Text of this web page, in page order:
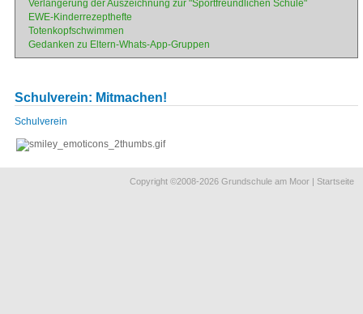
Verlängerung der Auszeichnung zur "Sportfreundlichen Schule"
EWE-Kinderrezepthefte
Totenkopfschwimmen
Gedanken zu Eltern-Whats-App-Gruppen
Schulverein: Mitmachen!
Navigation
Schulverein
Copyright ©2008-2026 Grundschule am Moor | Startseite